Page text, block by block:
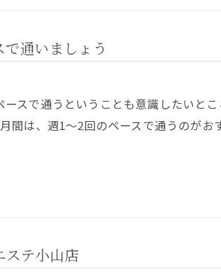
通いましょう
スで通うということも意識したいと
間は、週1～2回のペースで通うのがお
ステ小山店